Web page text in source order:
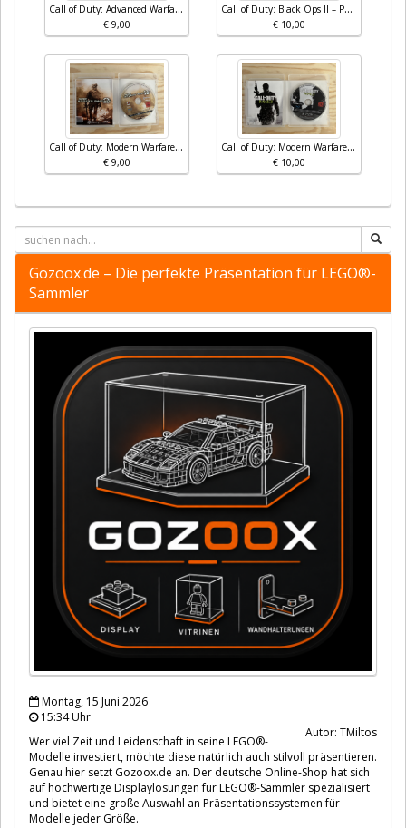
Call of Duty: Advanced Warfare – PS3 (100% Uncut)
€ 9,00
Call of Duty: Black Ops II – PS3 (100% Uncut, Bonuskarte enthalten)
€ 10,00
Call of Duty: Modern Warfare 2 – PS3
€ 9,00
Call of Duty: Modern Warfare 3 (MW3) – PS3 – 100% Uncut
€ 10,00
Gozoox.de – Die perfekte Präsentation für LEGO®-
Sammler
Montag, 15 Juni 2026
15:34 Uhr
Autor: TMiltos
Wer viel Zeit und Leidenschaft in seine LEGO®-
Modelle investiert, möchte diese natürlich auch stilvoll präsentieren.
Genau hier setzt Gozoox.de an. Der deutsche Online-Shop hat sich
auf hochwertige Displaylösungen für LEGO®-Sammler spezialisiert
und bietet eine große Auswahl an Präsentationssystemen für
Modelle jeder Größe.